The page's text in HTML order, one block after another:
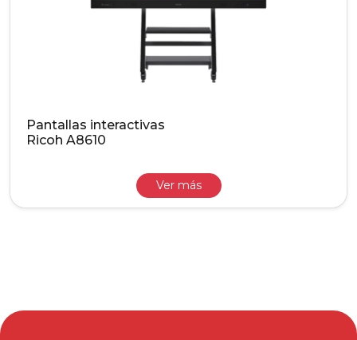
Pantallas interactivas
Ricoh A8610
Ver más